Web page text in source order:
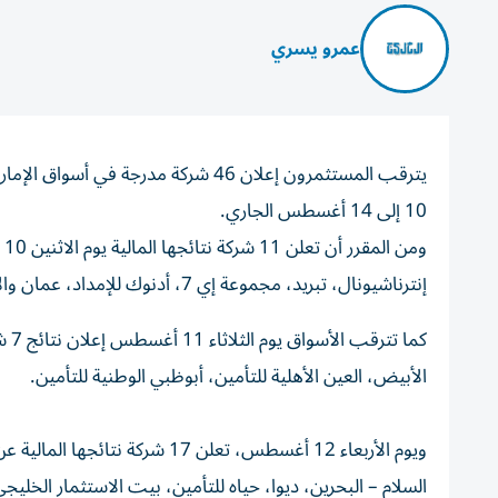
عمرو يسري
10 إلى 14 أغسطس الجاري.
إنترناشيونال، تبريد، مجموعة إي 7، أدنوك للإمداد، عمان والإمارات، التأمين فيدلتي المتحدة، الفجيرة الوطنية للتأمين.
الأبيض، العين الأهلية للتأمين، أبوظبي الوطنية للتأمين.
ويوم الأربعاء 12 أغسطس،
السلام – البحرين، ديوا، حياه للتأمين، بيت الاستثمار